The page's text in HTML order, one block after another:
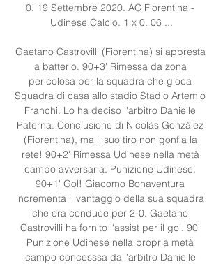
0. 19 Settembre 2020. AC Fiorentina -
Udinese Calcio. 1 x 0. 06 ...
Gaetano Castrovilli (Fiorentina) si appresta
a batterlo. 90+3' Rimessa da zona
pericolosa per la squadra che gioca
Squadra di casa allo stadio Stadio Artemio
Franchi. Lo ha deciso l'arbitro Danielle
Paterna. Conclusione di Nicolás González
(Fiorentina), ma il suo tiro non gonfia la
rete! 90+2' Rimessa Udinese nella metà
campo avversaria. Punizione Udinese.
90+1' Gol! Giacomo Bonaventura
incrementa il vantaggio della sua squadra
che ora conduce per 2-0. Gaetano
Castrovilli ha fornito l'assist per il gol. 90'
Punizione Udinese nella propria metà
campo concesssa dall'arbitro Danielle